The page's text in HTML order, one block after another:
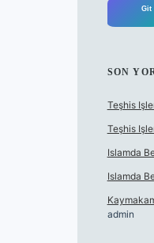
SON
Teşhis
Teşhis
Islamda
Islamda
admin